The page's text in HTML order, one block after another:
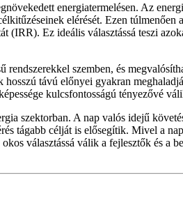
energiatermelésen. Az
elérését. Ezen
Ez ideális választássá teszi
szemben, és
távú előnyei gyakran
kulcsfontosságú tényezővé
szektorban. A nap valós idejű
tágabb célját is elősegítik. Mivel a
választássá válik a fejlesztők és a